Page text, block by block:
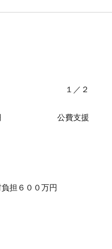
／２
万円 公費支援
担６００万円